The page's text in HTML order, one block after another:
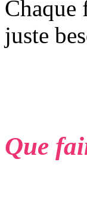
Chaque
juste
Que